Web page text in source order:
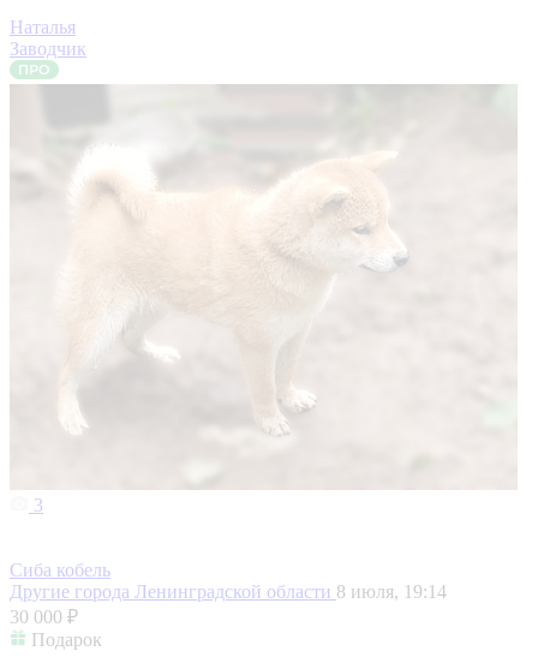
Наталья
Заводчик
3
Сиба кобель
Другие города Ленинградской области 8 июля, 19:14
30 000 ₽
Подарок